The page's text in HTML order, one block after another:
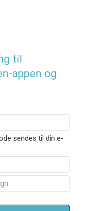
til
appen og
sendes til din e-